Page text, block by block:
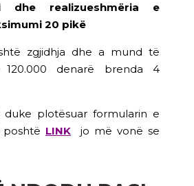
dhe realizueshmëria e
20 pikë
zgjidhja dhe a mund të
denarë brenda 4
plotësuar formularin e
LINK
jo më vonë se